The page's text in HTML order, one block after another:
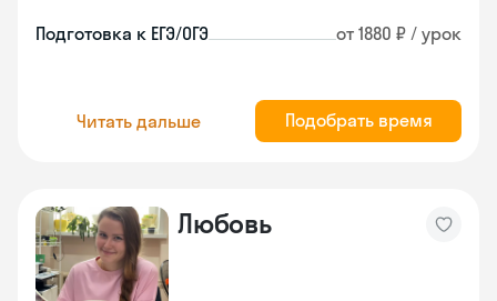
Подготовка к ЕГЭ/ОГЭ от 1880 ₽ / урок
Читать дальше Подобрать время
Любовь